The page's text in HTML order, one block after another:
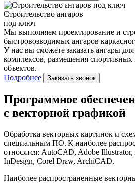
Строительство ангаров
под ключ
Мы выполняем проектирование и
быстровозводимых ангаров
У нас вы сможете заказать ангары
комплексов, размещения спортивных
объектов.
Подробнее
Заказать звонок
Программное
с векторной графикой
Обработка векторных картинок и
специальным ПО. К наиболее
относятся: AutoCAD, Adobe
InDesign, Corel Draw, ArchiCAD.
Наиболее распространенные